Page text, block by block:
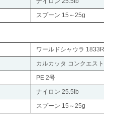
スプーン 15～25g
ワールドシャウラ 1833RS-2
カルカッタ コンクエスト
PE 2号
ナイロン 25.5lb
スプーン 15～25g